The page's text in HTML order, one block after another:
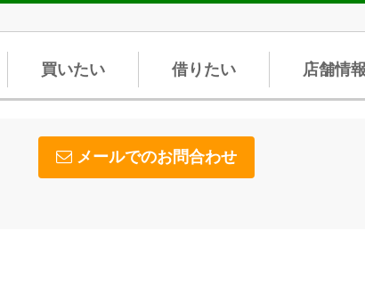
買いたい 借りたい 店舗情報
メールでのお問合わせ